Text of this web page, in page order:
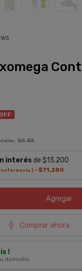
$65.455
interésde $13.200
) · $71.280
Agregar
Comprar ahora
!
domicilio